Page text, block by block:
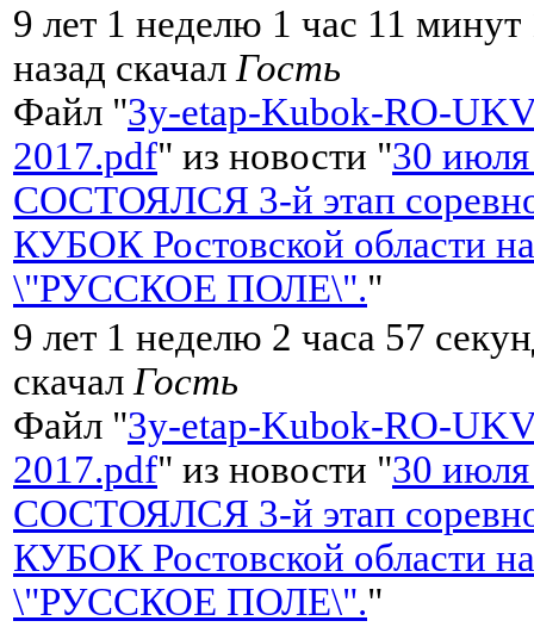
9 лет 1 неделю 1 час 11 минут
назад скачал Гость
Файл "3y-etap-Kubok-RO-
2017.pdf" из новости "30 июля
СОСТОЯЛСЯ 3-й этап
КУБОК Ростовской области
\"РУССКОЕ ПОЛЕ\"."
9 лет 1 неделю 2 часа 57
скачал Гость
Файл "3y-etap-Kubok-RO-
2017.pdf" из новости "30 июля
СОСТОЯЛСЯ 3-й этап
КУБОК Ростовской области
\"РУССКОЕ ПОЛЕ\"."